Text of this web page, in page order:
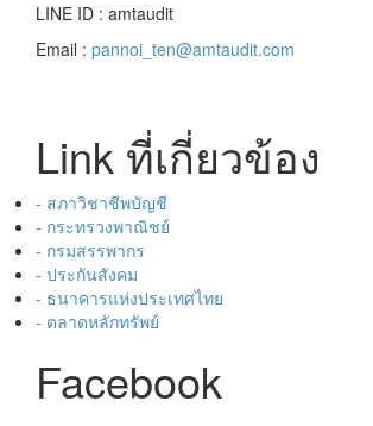
LINE ID : amtaudit
Email : pannoi_ten@amtaudit.com
Link ที่เกี่ยวข้อง
- สภาวิชาชีพบัญชี
- กระทรวงพาณิชย์
- กรมสรรพากร
- ประกันสังคม
- ธนาคารแห่งประเทศไทย
- ตลาดหลักทรัพย์
Facebook